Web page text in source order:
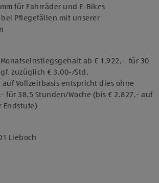
für Fahrräder und E-Bikes
Pflegefällen mit unserer
ab € 1.922,- für 30
zuzüglich € 3,00-/Std.
Vollzeitbasis entspricht dies ohne
für 38,5 Stunden/Woche (bis € 2.827,- auf
Endstufe)
Lieboch​